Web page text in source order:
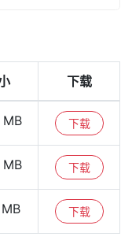
下载
下载
下载
下载